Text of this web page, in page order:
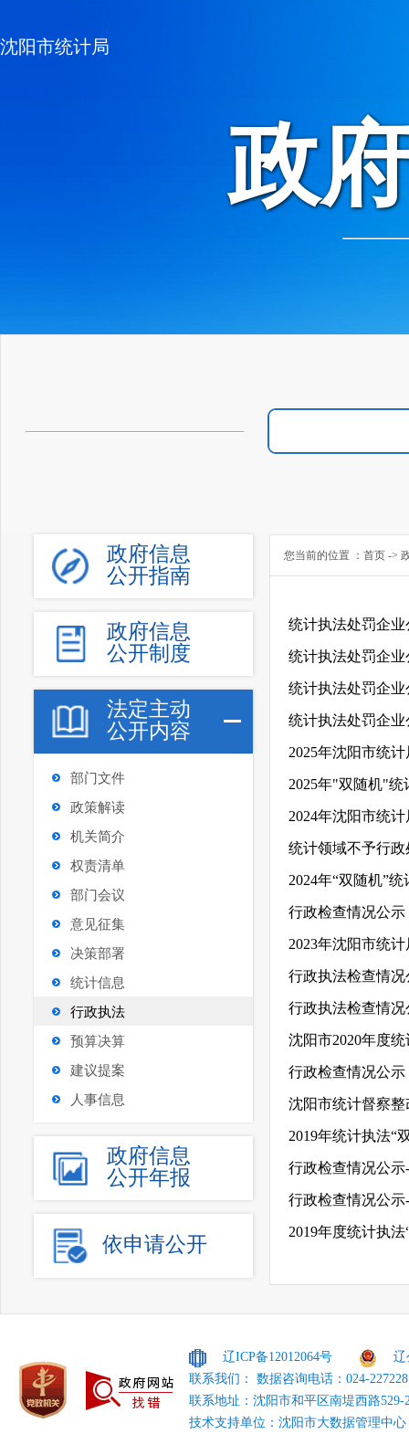
沈阳市统计局
政
政府信息
公开指南
政府信息
公开制度
法定主动
公开内容
部门文件
政策解读
机关简介
权责清单
部门会议
意见征集
决策部署
统计信息
行政执法
预算决算
建议提案
人事信息
政府信息
公开年报
依申请公开
您当前的位置 ： 首页 ->
统计执法处罚企业
统计执法处罚企业
统计执法处罚企业
统计执法处罚企业
2025年沈阳市统
2025年"双随机"
2024年沈阳市统
统计领域不予行
2024年“双随机”
行政检查情况公示
2023年沈阳市统
行政执法检查情况
行政执法检查情况
沈阳市2020年度
行政检查情况公示
沈阳市统计督察
2019年统计执法“
行政检查情况公示
行政检查情况公示
2019年度统计执
辽ICP备12012064号
辽
联系我们： 数据咨询电话：024-
联系地址：沈阳市和平区南堤西路
技术支持单位：沈阳市大数据管理中